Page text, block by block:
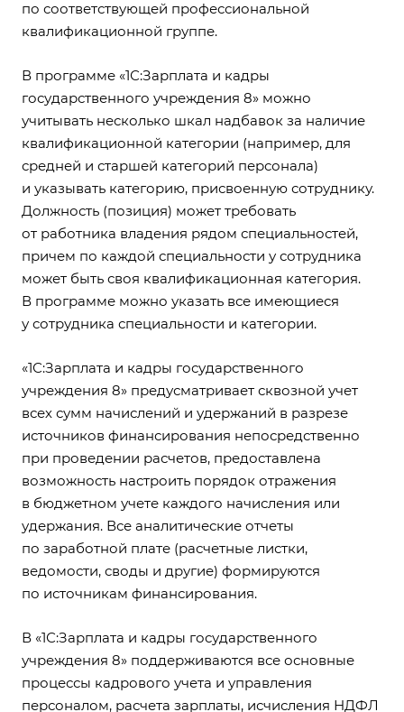
по соответствующей профессиональной
квалификационной группе.
В программе «1С:Зарплата и кадры
государственного учреждения 8» можно
учитывать несколько шкал надбавок за наличие
квалификационной категории (например, для
средней и старшей категорий персонала)
и указывать категорию, присвоенную сотруднику.
Должность (позиция) может требовать
от работника владения рядом специальностей,
причем по каждой специальности у сотрудника
может быть своя квалификационная категория.
В программе можно указать все имеющиеся
у сотрудника специальности и категории.
«1С:Зарплата и кадры государственного
учреждения 8» предусматривает сквозной учет
всех сумм начислений и удержаний в разрезе
источников финансирования непосредственно
при проведении расчетов, предоставлена
возможность настроить порядок отражения
в бюджетном учете каждого начисления или
удержания. Все аналитические отчеты
по заработной плате (расчетные листки,
ведомости, своды и другие) формируются
по источникам финансирования.
В «1С:Зарплата и кадры государственного
учреждения 8» поддерживаются все основные
процессы кадрового учета и управления
персоналом, расчета зарплаты, исчисления НДФЛ